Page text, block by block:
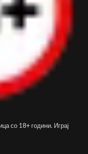
со 18+ години. Играј